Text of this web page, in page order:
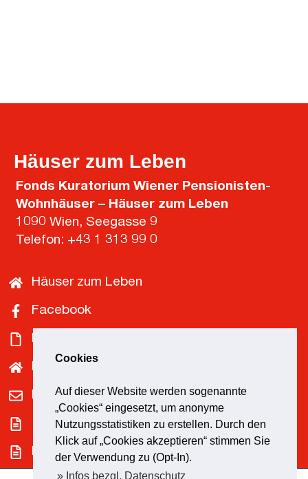
Cookies
Auf dieser Website werden sogenannte
„Cookies“ eingesetzt, um anonyme
Nutzungsstatistiken zu erstellen. Durch den
Klick auf „Cookies akzeptieren“ stimmen Sie
der Verwendung zu (Opt-In).
» Infos bezgl. Datenschutz
Häuser zum Leben
Fonds Kuratorium Wiener Pensionisten-
Wohnhäuser – Häuser zum Leben
1090 Wien, Seegasse 9
Telefon: +43 1 313 99 0
Häuser zum Leben
Facebook
Downloads
Pensionist*innenklubs
Kontakt
Impressum
Datenschutz